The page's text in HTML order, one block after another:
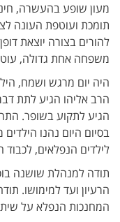
מעון שופע בהעשרה,
תומכת ועוטפת העונה
להורים בצורה יוצאת
משפחה אחת גדולה,
היה יום מרגש ושמח,
הרב אליהו הגיע לתת
הגיע לתקוע בשופר.
בסיום היום נהנו
לילדים הנפלאים,
תודה למנהלת שושנה
הרעיון ועד למימושו.
המחנכות הנפלא על